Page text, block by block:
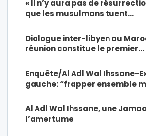
« Il n’y aura pas de
que les musulmans tuent…
Dialogue inter-libyen au
réunion constitue le premier…
Enquête/Al Adl Wal Ihssane-
gauche: “frapper ensemble
Al Adl Wal Ihssane, une
l’amertume